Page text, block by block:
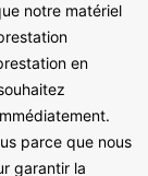
notre matériel
en
parce que nous
garantir la